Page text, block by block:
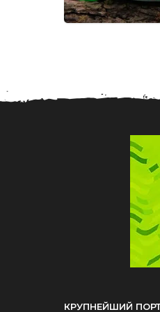
КРУПНЕЙШИЙ